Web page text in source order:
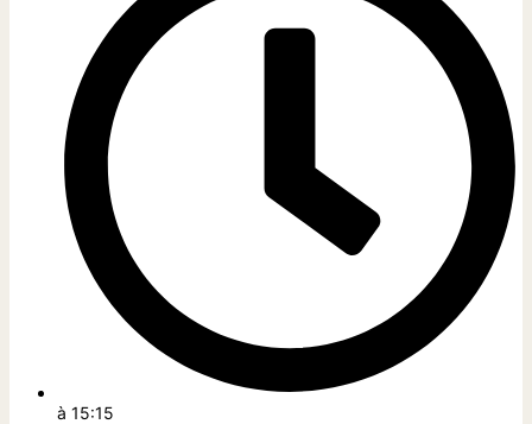
à 15:15